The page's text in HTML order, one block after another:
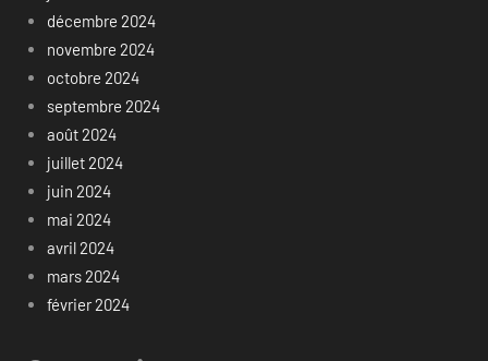
décembre 2024
novembre 2024
octobre 2024
septembre 2024
août 2024
juillet 2024
juin 2024
mai 2024
avril 2024
mars 2024
février 2024